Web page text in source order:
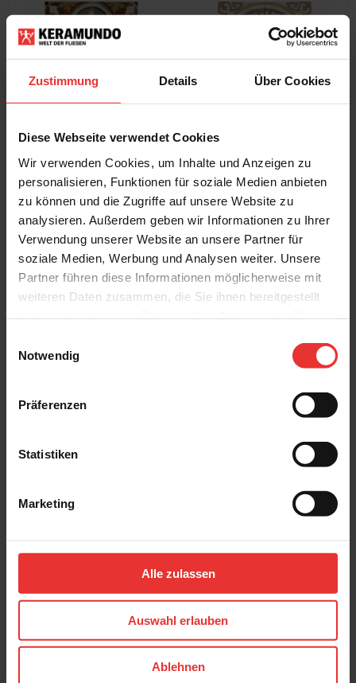
Zustimmung Details Über Cookies
Diese Webseite verwendet Cookies
Wir verwenden Cookies, um Inhalte und Anzeigen zu
personalisieren, Funktionen für soziale Medien anbieten
zu können und die Zugriffe auf unsere Website zu
analysieren. Außerdem geben wir Informationen zu Ihrer
Verwendung unserer Website an unsere Partner für
soziale Medien, Werbung und Analysen weiter. Unsere
Partner führen diese Informationen möglicherweise mit
weiteren Daten zusammen, die Sie ihnen bereitgestellt
Notwendig
Präferenzen
Statistiken
Marketing
Alle zulassen
Auswahl erlauben
Ablehnen
45 x 45 cm
45 x 45 cm
Peronda
FS Barna
Peronda
FS Barna
Peronda - FS Nonna ENTDECKEN